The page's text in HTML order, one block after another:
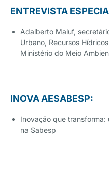
ENTREVISTA
Adalberto Maluf,
Urbano, Recursos
Ministério do Meio
INOVA AESABESP:
Inovação que transforma:
na Sabesp